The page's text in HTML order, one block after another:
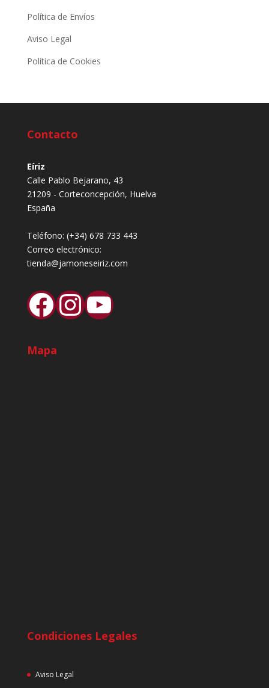
Política de Envíos
Aviso Legal
Política de Cookies
Contacto
Eíriz
Calle Pablo Bejarano, 43
21209 - Corteconcepción, Huelva
España
Teléfono: (+34) 678 733 443
Correo electrónico:
tienda@jamoneseiriz.com
Facebook
Instagram
YouTube
Mapa
Condiciones Legales
Aviso Legal